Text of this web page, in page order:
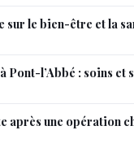
sur le bien-être et la
Pont-l’Abbé : soins et
après une opération